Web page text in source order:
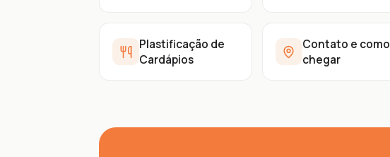
Plastificação de
Cardápios
Contato e como
chegar